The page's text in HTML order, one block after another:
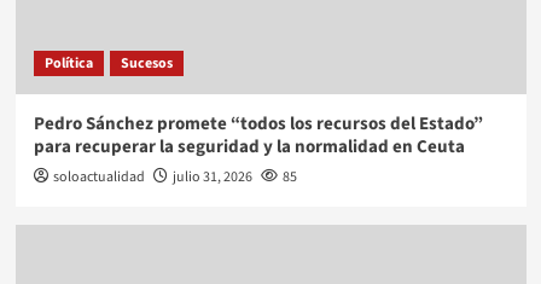
Política Sucesos
Pedro Sánchez promete “todos los recursos del Estado”
para recuperar la seguridad y la normalidad en Ceuta
soloactualidad julio 31, 2026 85